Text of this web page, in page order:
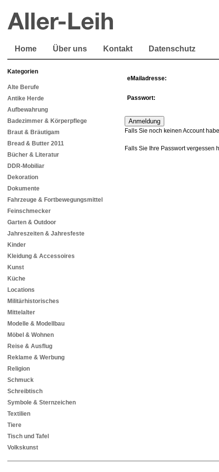
Home Über uns Kontakt Datenschutz
Kategorien
Alte Berufe
Antike Herde
Aufbewahrung
Badezimmer & Körperpflege
Braut & Bräutigam
Bread & Butter 2011
Bücher & Literatur
DDR-Mobiliar
Dekoration
Dokumente
Fahrzeuge & Fortbewegungsmittel
Feinschmecker
Garten & Outdoor
Jahreszeiten & Jahresfeste
Kinder
Kleidung & Accessoires
Kunst
Küche
Locations
Militärhistorisches
Mittelalter
Modelle & Modellbau
Möbel & Wohnen
Reise & Ausflug
Reklame & Werbung
Religion
Schmuck
Schreibtisch
Symbole & Sternzeichen
Textilien
Tiere
Tisch und Tafel
Volkskunst
eMailadresse:
Passwort:
Falls Sie noch keinen Account
Falls Sie Ihre Passwort vergessen